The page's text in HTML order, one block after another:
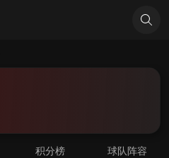
积分榜 球队阵容